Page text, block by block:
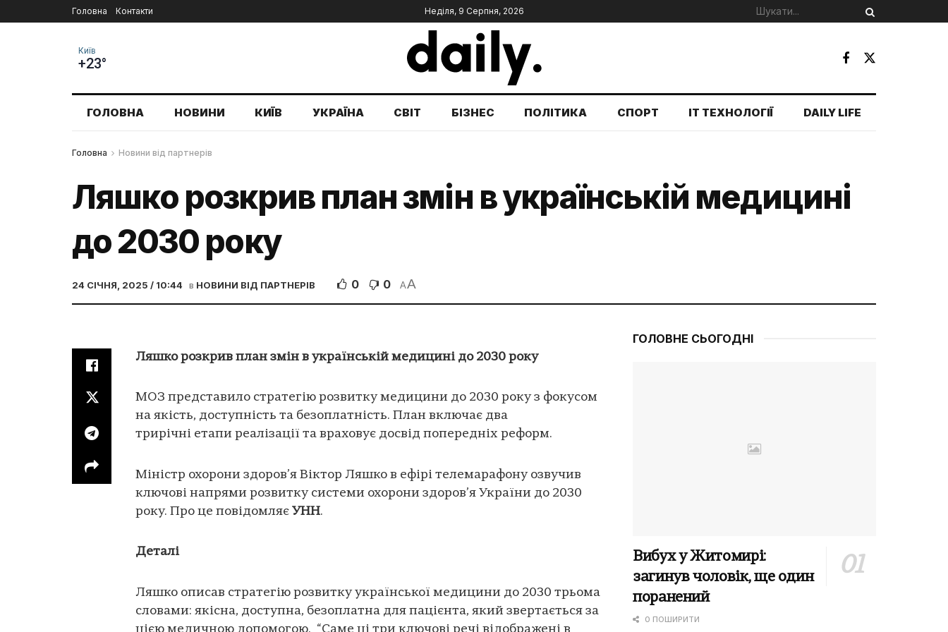
Головна Контакти Неділя, 9 Серпня, 2026
Київ
+23°
ГОЛОВНА НОВИНИ КИЇВ УКРАЇНА СВІТ БІЗНЕС ПОЛІТИКА СПОРТ IT ТЕХНОЛОГІЇ DAILY LIFE
Головна Новини від партнерів
Ляшко розкрив план змін в українській медицині
до 2030 року
24 СІЧНЯ, 2025 / 10:44 в НОВИНИ ВІД ПАРТНЕРІВ 0 0 AA
Ляшко розкрив план змін в українській медицині до 2030 року
МОЗ представило стратегію розвитку медицини до 2030 року з фокусом
на якість, доступність та безоплатність. План включає два
трирічні етапи реалізації та враховує досвід попередніх реформ.
Міністр охорони здоров’я Віктор Ляшко в ефірі телемарафону озвучив
ключові напрями розвитку системи охорони здоров’я України до 2030
року. Про це повідомляє УНН.
Деталі
Ляшко описав стратегію розвитку української медицини до 2030 трьома
словами: якісна, доступна, безоплатна для пацієнта, який звертається за
ГОЛОВНЕ СЬОГОДНІ
Вибух у Житомирі:
загинув чоловік, ще один
поранений
0 ПОШИРИТИ